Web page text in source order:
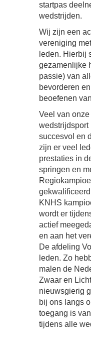
startpas
wedstrijden.
Wij zijn een
vereniging
leden. Hierbij
gezamenlijke
passie) van
bevorderen
beoefenen
Veel van
wedstrijdsport
succesvol en
zijn er veel
prestaties in
springen en
KNHS
wordt er
actief
en aan het
De afdeling
leden. Zo
malen de
Zwaar en
nieuwsgierig
bij ons langs
toegang is
tijdens alle